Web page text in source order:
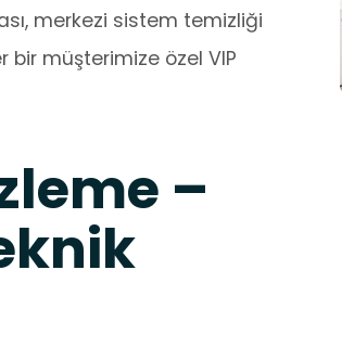
merkezi sistem temizliği
bir müşterimize özel VIP
–